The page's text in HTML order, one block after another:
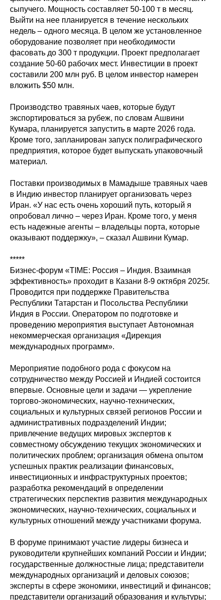
сыпучего. Мощность составляет 50-100 т в месяц.
Выйти на нее планируется в течение нескольких
недель – одного месяца. В целом же установленное
оборудование позволяет при необходимости
фасовать до 300 т продукции. Проект предполагает
создание 50-60 рабочих мест. Инвестиции в проект
составили 200 млн руб. В целом инвестор намерен
вложить $50 млн.
Производство травяных чаев, которые будут
экспортироваться за рубеж, по словам Ашвини
Кумара, планируется запустить в марте 2026 года.
Кроме того, запланирован запуск полиграфического
предприятия, которое будет выпускать упаковочный
материал.
Поставки производимых в Мамадыше травяных чаев
в Индию инвестор планирует организовать через
Иран. «У нас есть очень хороший путь, который я
опробовал лично – через Иран. Кроме того, у меня
есть надежные агенты – владельцы порта, которые
оказывают поддержку», – сказал Ашвини Кумар.
*****
Бизнес-форум «TIME: Россия – Индия. Взаимная
эффективность» проходит в Казани 8-9 октября 2025г.
Проводится при поддержке Правительства
Республики Татарстан и Посольства Республики
Индия в России. Оператором по подготовке и
проведению мероприятия выступает Автономная
некоммерческая организация «Дирекция
международных программ».
Мероприятие подобного рода с фокусом на
сотрудничество между Россией и Индией состоится
впервые. Основные цели и задачи — укрепление
торгово-экономических, научно-технических,
социальных и культурных связей регионов России и
административных подразделений Индии;
привлечение ведущих мировых экспертов к
совместному обсуждению текущих экономических и
политических проблем; организация обмена опытом
успешных практик реализации финансовых,
инвестиционных и инфраструктурных проектов;
разработка рекомендаций в определении
стратегических перспектив развития международных
экономических, научно-технических, социальных и
культурных отношений между участниками форума.
В форуме принимают участие лидеры бизнеса и
руководители крупнейших компаний России и Индии;
государственные должностные лица; представители
международных организаций и деловых союзов;
эксперты в сфере экономики, инвестиций и финансов;
представители организаций образования и культуры;